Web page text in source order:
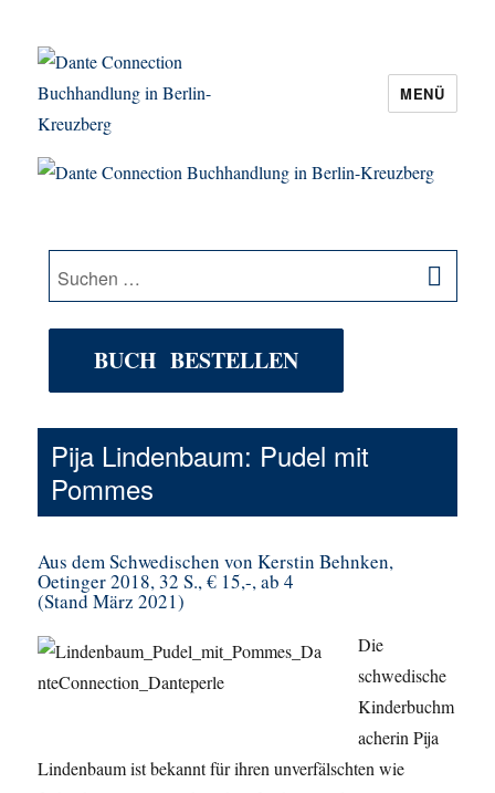
Dante Connection Buchhandlung in
MENÜ
Suche
nach:
BUCH BESTELLEN
Pija Lindenbaum: Pudel mit
Pommes
Aus dem Schwedischen von Kerstin Behnken,
Oetinger 2018, 32 S., € 15,-, ab 4
(Stand März 2021)
Die
schwedische
Kinderbuchm
acherin Pija
Lindenbaum ist bekannt für ihren unverfälschten wie